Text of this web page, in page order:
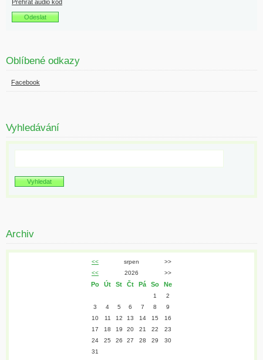
Přehrát audio kód
Oblíbené odkazy
Facebook
Vyhledávání
Archiv
<< srpen
>>
<<
2026 >>
Po Út St Čt Pá So Ne
1
2
3
4 5 6 7 8
9
10
11 12 13 14 15
16
17
18 19 20 21 22
23
24
25 26 27 28 29
30
31